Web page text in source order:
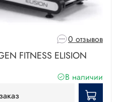
0 отзывов
FITNESS ELISION
В наличии